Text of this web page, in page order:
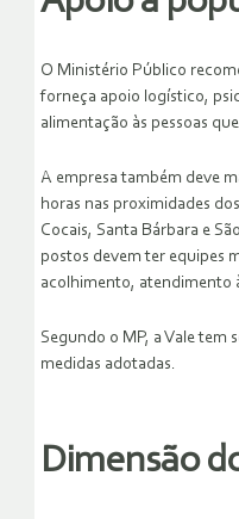
O Ministério Público
forneça apoio logístico,
alimentação às pessoas
A empresa também deve
horas nas proximidades
Cocais, Santa Bárbara e
postos devem ter equipes
acolhimento, atendimento
Segundo o MP, a Vale tem
medidas adotadas.
Dimensão